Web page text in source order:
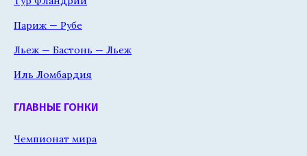
Париж — Рубе
Льеж — Бастонь — Льеж
Иль Ломбардия
ГЛАВНЫЕ ГОНКИ
Чемпионат мира